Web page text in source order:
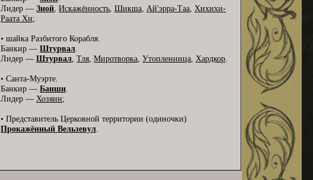
Лидер —Зной,Искажённость,Шикша,Ай'эрра-Таа,Хихихи-
Раата Хи;
• шайка Разбитого Корабля.
Банкир —Штурвал.
Лидер —Штурвал,Тля,Миротворка,Утопленница,Хардкор.
• Санта-Муэрте.
Банкир —Банши.
Лидер —Хозяин;
• Представитель Церковной территории (одиночки)
Прокажённый Вельзевул.